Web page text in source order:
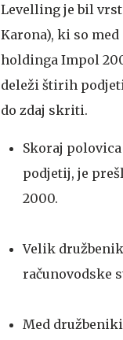
Levelling je bil
Karona), ki so
holdinga Impol
deleži štirih
do zdaj skriti.
Skoraj
podjetij, je
2000.
Velik
računovodske
Med